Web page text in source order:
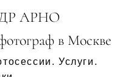
АРНО
в Москве
Услуги.